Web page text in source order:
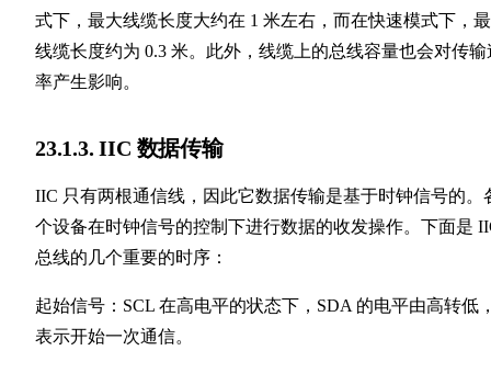
式下，最大线缆长度大约在 1 米左右，而在快速模式下，
线缆长度约为 0.3 米。此外，线缆上的总线容量也会对传输
率产生影响。
23.1.3. IIC 数据传输
IIC 只有两根通信线，因此它数据传输是基于时钟信号的。
个设备在时钟信号的控制下进行数据的收发操作。下面是
总线的几个重要的时序：
起始信号：SCL 在高电平的状态下，SDA 的电平由高转低
表示开始一次通信。